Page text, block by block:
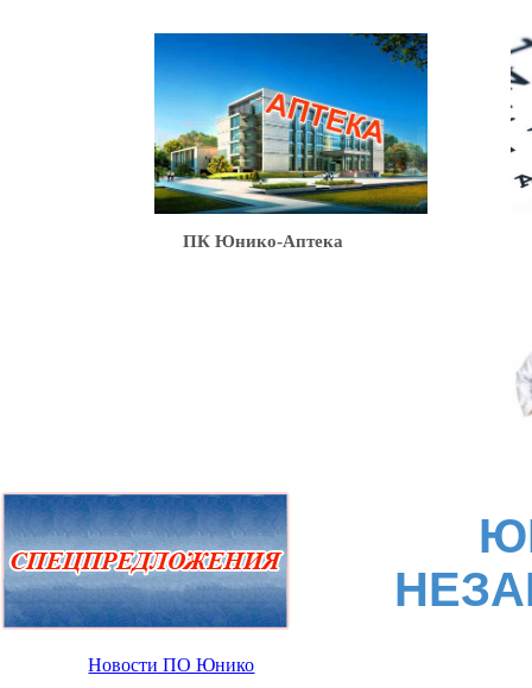
ПК Юнико-Аптека
Новости ПО Юнико